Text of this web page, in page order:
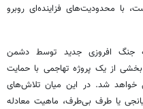
با محدودیت‌های فزاینده‌ای روبرو
جنگ افروزی جدید توسط دشمن
بخشی از یک پروژه تهاجمی با حمایت
خواهد شد. در این میان تلاش‌های
یا طرف بی‌طرف، ماهیت معادله